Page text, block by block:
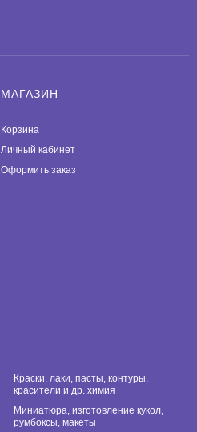
МАГАЗИН
Корзина
Личный кабинет
Оформить заказ
Краски, лаки, пасты, контуры,
красители и др. химия
Миниатюра, изготовление кукол,
румбоксы, макеты